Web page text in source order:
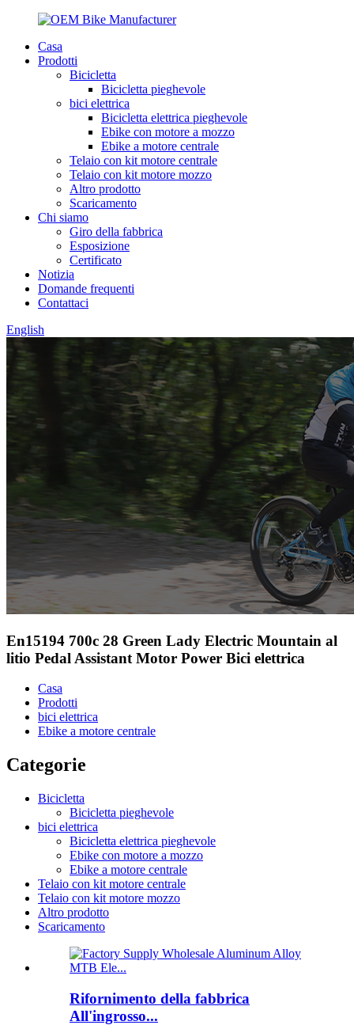
Casa
Prodotti
Bicicletta
Bicicletta pieghevole
bici elettrica
Bicicletta elettrica pieghevole
Ebike con motore a mozzo
Ebike a motore centrale
Telaio con kit motore centrale
Telaio con kit motore mozzo
Altro prodotto
Scaricamento
Chi siamo
Giro della fabbrica
Esposizione
Certificato
Notizia
Domande frequenti
Contattaci
English
En15194 700c 28 Green Lady Electric Mountain al
litio Pedal Assistant Motor Power Bici elettrica
Casa
Prodotti
bici elettrica
Ebike a motore centrale
Categorie
Bicicletta
Bicicletta pieghevole
bici elettrica
Bicicletta elettrica pieghevole
Ebike con motore a mozzo
Ebike a motore centrale
Telaio con kit motore centrale
Telaio con kit motore mozzo
Altro prodotto
Scaricamento
Rifornimento della fabbrica
All'ingrosso...